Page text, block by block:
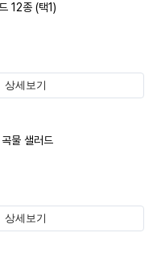
12종 (택1)
상세보기
물 샐러드
상세보기